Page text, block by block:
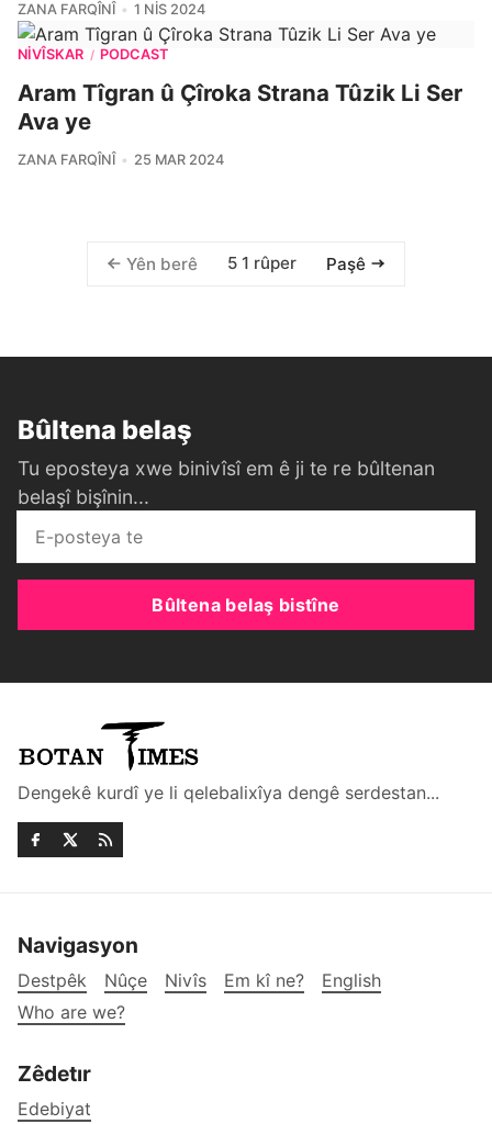
ZANA FARQÎNÎ 1 NIS 2024
NIVÎSKAR / PODCAST
Aram Tîgran û Çîroka Strana Tûzik Li Ser
Ava ye
ZANA FARQÎNÎ 25 MAR 2024
Yên berê 5 1 rûper Paşê
Bûltena belaş
Tu eposteya xwe binivîsî em ê ji te re bûltenan
belaşî bişînin...
Bûltena belaş bistîne
Dengekê kurdî ye li qelebalixîya dengê serdestan...
Navigasyon
Destpêk Nûçe Nivîs Em kî ne?
English
Who are we?
Zêdetır
Edebiyat